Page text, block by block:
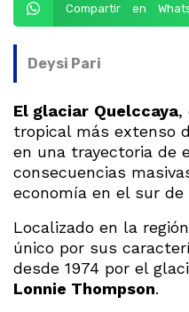
Compartir en
Deysi Pari
El glaciar Quelccaya,
tropical más extenso
en una trayectoria de
consecuencias
economía en el sur de
Localizado en la región
único por sus
desde 1974 por el
Lonnie Thompson.